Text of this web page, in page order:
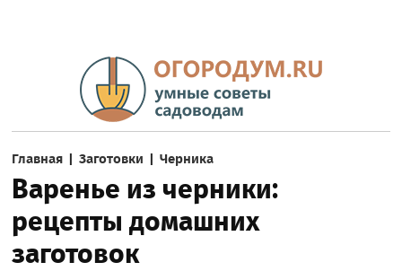
Главная |Заготовки |Черника
Варенье из черники:
рецепты домашних
заготовок